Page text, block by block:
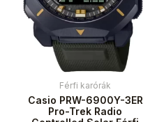
Férfi karórák
Casio PRW-6900Y-3ER
Pro-Trek Radio